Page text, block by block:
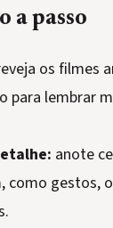
a passo
os filmes
para lembrar
anote
como gestos,